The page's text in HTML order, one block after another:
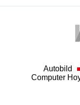
Autobild
Computer